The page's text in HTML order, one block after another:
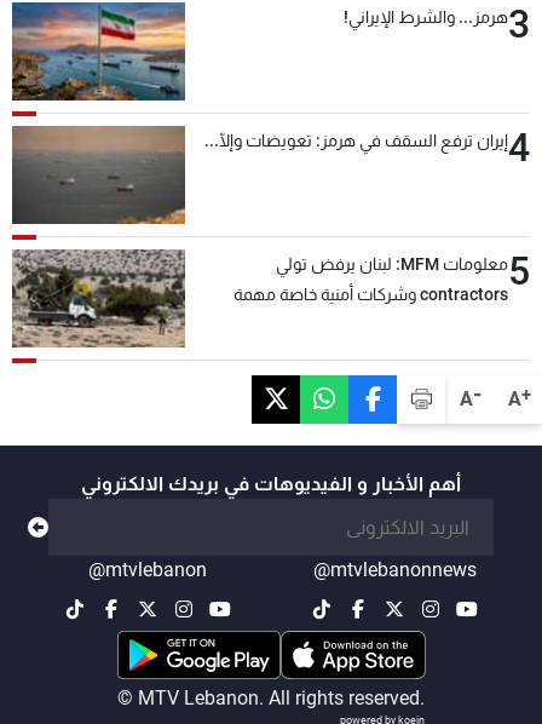
A+
A-
3هرمز... والشرط الإيراني!
4إيران ترفع السقف في هرمز: تعويضات وإلّا...
5
معلومات MFM: لبنان يرفض تولي
contractors وشركات أمنية خاصة مهمة
أهم الأخبار و الفيديوهات في بريدك الالكتروني
@mtvlebanonnews
@mtvlebanon
© MTV Lebanon. All rights reserved.
powered by koein